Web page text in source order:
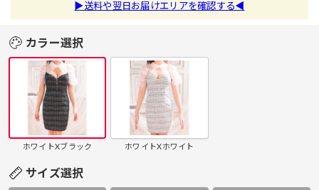
▶送料や翌日お届けエリアを確認する◀
カラー選択
ホワイトXブラック ホワイトXホワイト
サイズ選択